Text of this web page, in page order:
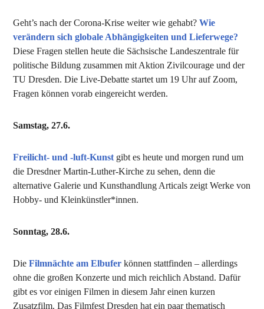
Geht’s nach der Corona-Krise weiter wie gehabt?Wie
verändern sich globale Abhängigkeiten und Lieferwege?
Diese Fragen stellen heute die Sächsische Landeszentrale für
politische Bildung zusammen mit Aktion Zivilcourage und der
TU Dresden. Die Live-Debatte startet um 19 Uhr auf Zoom,
Fragen können vorab eingereicht werden.
Samstag, 27.6.
Freilicht- und -luft-Kunst gibt es heute und morgen rund um
die Dresdner Martin-Luther-Kirche zu sehen, denn die
alternative Galerie und Kunsthandlung Articals zeigt Werke von
Hobby- und Kleinkünstler*innen.
Sonntag, 28.6.
DieFilmnächte am Elbufer können stattfinden – allerdings
ohne die großen Konzerte und mich reichlich Abstand. Dafür
gibt es vor einigen Filmen in diesem Jahr einen kurzen
Zusatzfilm. Das Filmfest Dresden hat ein paar thematisch